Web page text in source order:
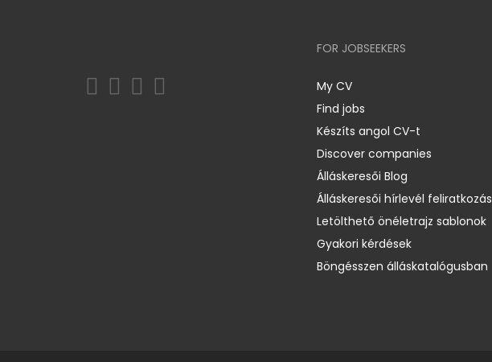
FOR JOBSEEKERS
My CV
Find jobs
Készíts angol CV-t
Discover companies
Álláskeresői Blog
Álláskeresői hírlevél feliratkozás
Letölthető önéletrajz sablonok
Gyakori kérdések
Böngésszen álláskatalógusban